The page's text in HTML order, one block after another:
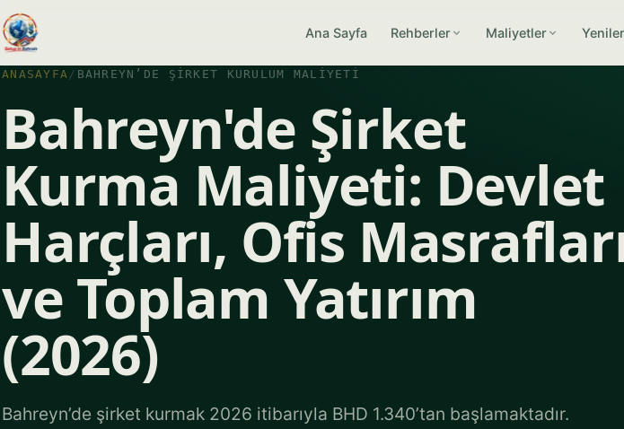
Ana Sayfa Rehberler Maliyetler
ANASAYFA / BAHREYN’DE ŞIRKET KURULUM MALIYETI
Bahreyn'de Şirket
Kurma Maliyeti: Devlet
Harçları, Ofis
ve Toplam Yatırım
(2026)
Bahreyn’de şirket kurmak 2026 itibarıyla BHD 1.340’tan başlamaktadır.